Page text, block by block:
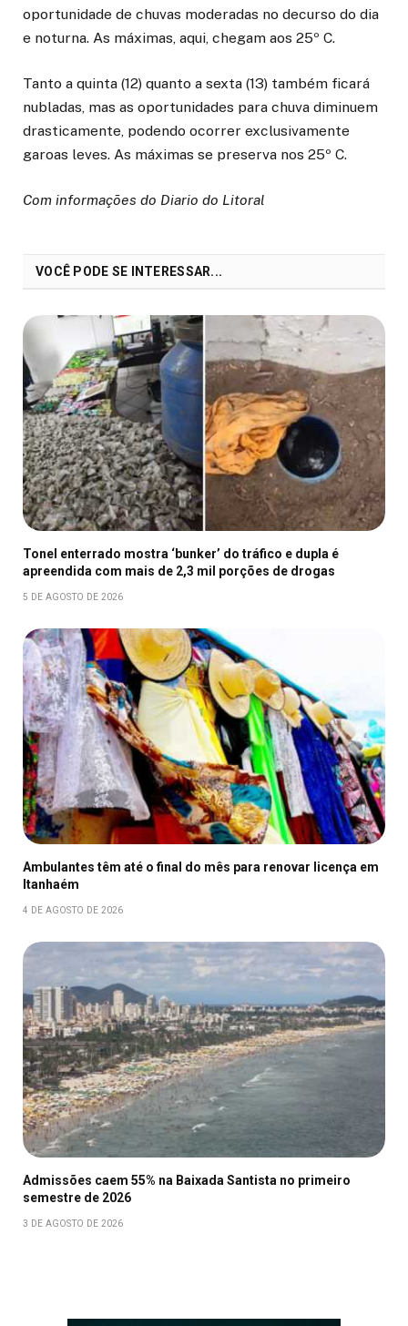
oportunidade de chuvas moderadas no decurso do dia
e noturna. As máximas, aqui, chegam aos 25º C.
Tanto a quinta (12) quanto a sexta (13) também ficará
nubladas, mas as oportunidades para chuva diminuem
drasticamente, podendo ocorrer exclusivamente
garoas leves. As máximas se preserva nos 25º C.
Com informações do Diario do Litoral
VOCÊ PODE SE INTERESSAR...
Tonel enterrado mostra ‘bunker’ do tráfico e dupla é
apreendida com mais de 2,3 mil porções de drogas
5 DE AGOSTO DE 2026
Ambulantes têm até o final do mês para renovar licença em
Itanhaém
4 DE AGOSTO DE 2026
Admissões caem 55% na Baixada Santista no primeiro
semestre de 2026
3 DE AGOSTO DE 2026